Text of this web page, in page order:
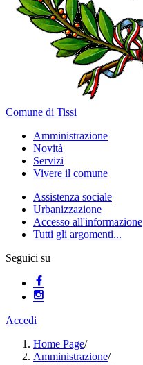
Comune di Tissi
Amministrazione
Novità
Servizi
Vivere il comune
Assistenza sociale
Urbanizzazione
Accesso all'informazione
Tutti gli argomenti...
Seguici su
Accedi
Home Page/
Amministrazione/